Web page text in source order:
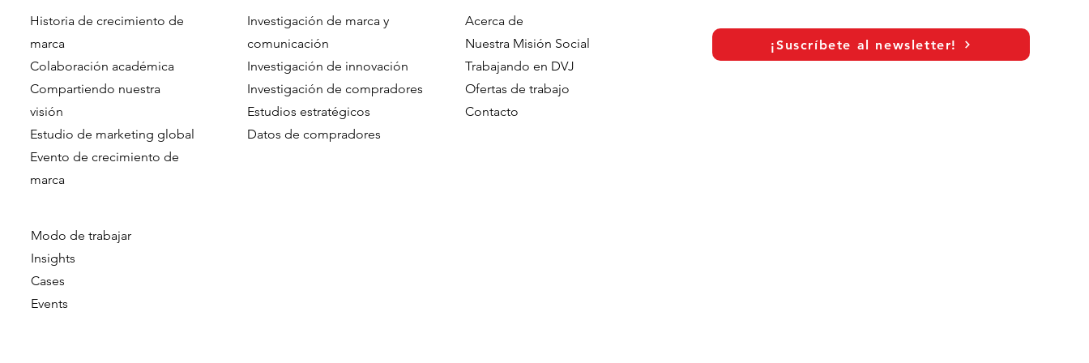
Historia de crecimiento de
marca
Colaboración académica
Compartiendo nuestra
visión
Estudio de marketing global
Evento de crecimiento de
marca​​
Modo de trabajar
Insights
Cases
Events
Investigación de marca y
comunicación
Investigación de innovación
Investigación de compradores
Estudios estratégicos
Datos de compradores
Acerca de
Nuestra Misión Social
Trabajando en DVJ
Ofertas de trabajo
Contacto
¡Suscríbete al newsletter!